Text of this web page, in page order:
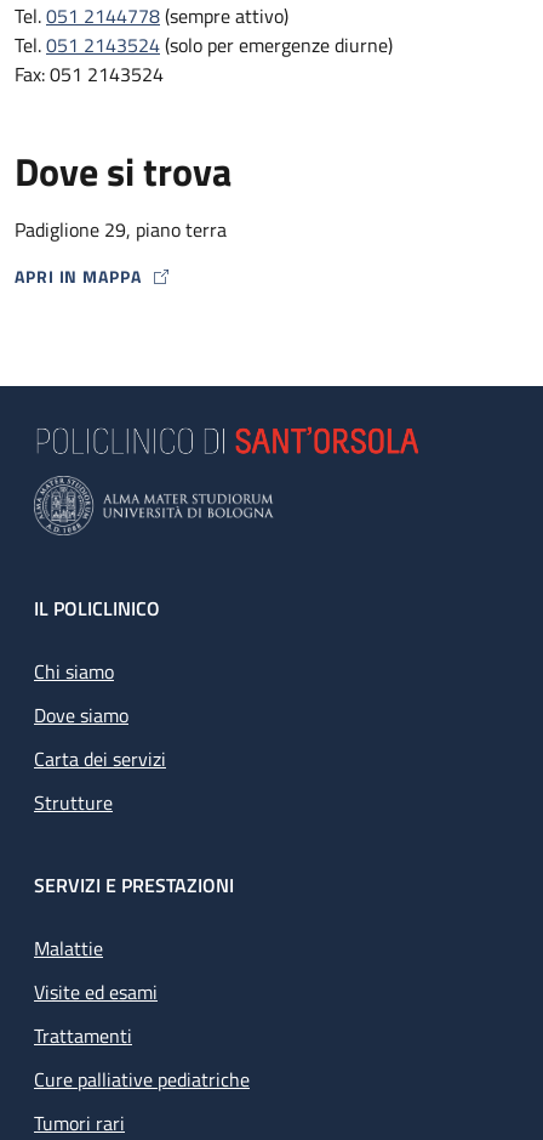
Tel.051 2144778(sempre attivo)
Tel.051 2143524(solo per emergenze diurne)
Fax: 051 2143524
Dove si trova
Padiglione 29, piano terra
APRI IN MAPPA
MAP ICON
Footer
IL POLICLINICO
Chi siamo
Dove siamo
Carta dei servizi
Strutture
SERVIZI E PRESTAZIONI
Malattie
Visite ed esami
Trattamenti
Cure palliative pediatriche
Tumori rari